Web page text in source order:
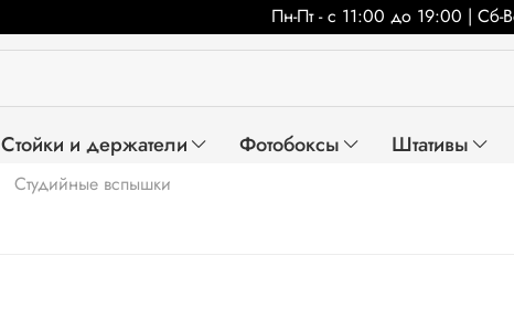
Пн-Пт - с 11:00 до 19:00 | Сб-
Стойки и держатели Фотобоксы Штативы
Студийные вспышки